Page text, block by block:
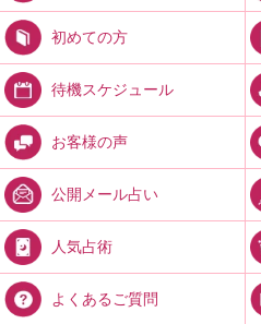
初めての方
待機スケジュール
お客様の声
公開メール占い
人気占術
よくあるご質問